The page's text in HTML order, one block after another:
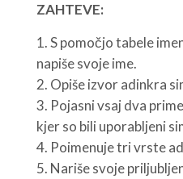
ZAHTEVE:
S pomočjo tabele
napiše svoje ime.
Opiše izvor adinkra
Pojasni vsaj dva
kjer so bili uporabljeni
Poimenuje tri vrste
Nariše svoje